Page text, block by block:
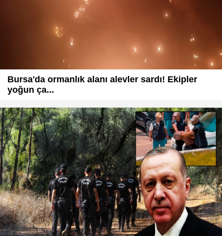
Bursa'da ormanlık alanı alevler sardı! Ekipler
yoğun ça...